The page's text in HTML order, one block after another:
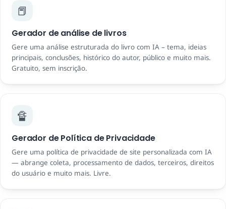
📕
Gerador de análise de livros
Gere uma análise estruturada do livro com IA – tema, ideias
principais, conclusões, histórico do autor, público e muito mais.
Gratuito, sem inscrição.
🔏
Gerador de Política de Privacidade
Gere uma política de privacidade de site personalizada com IA
— abrange coleta, processamento de dados, terceiros, direitos
do usuário e muito mais. Livre.